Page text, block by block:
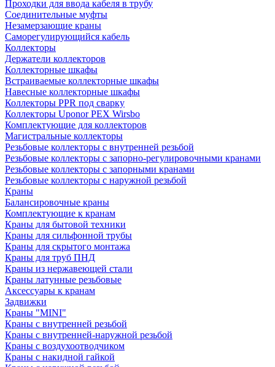
Проходки для ввода кабеля в трубу
Соединительные муфты
Незамерзающие краны
Саморегулирующийся кабель
Коллекторы
Держатели коллекторов
Коллекторные шкафы
Встраиваемые коллекторные шкафы
Навесные коллекторные шкафы
Коллекторы PPR под сварку
Коллекторы Uponor PEX Wirsbo
Комплектующие для коллекторов
Магистральные коллекторы
Резьбовые коллекторы с внутренней резьбой
Резьбовые коллекторы с запорно-регулировочными кранами
Резьбовые коллекторы с запорными кранами
Резьбовые коллекторы с наружной резьбой
Краны
Балансировочные краны
Комплектующие к кранам
Краны для бытовой техники
Краны для сильфонной трубы
Краны для скрытого монтажа
Краны для труб ПНД
Краны из нержавеющей стали
Краны латунные резьбовые
Аксессуары к кранам
Задвижки
Краны "MINI"
Краны с внутренней резьбой
Краны с внутренней-наружной резьбой
Краны с воздухоотводчиком
Краны с накидной гайкой